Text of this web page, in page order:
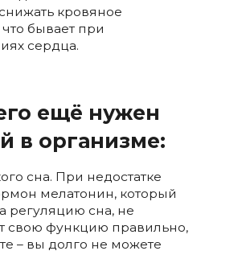
кровяное
бывает при
сердца.
ещё нужен
в организме:
сна. При недостатке
мелатонин, который
регуляцию сна, не
свою функцию правильно,
– вы долго не можете